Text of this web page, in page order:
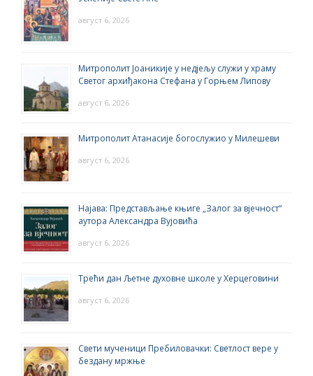
август 6, 2026
Митрополит Јоаникије у недјељу служи у храму
Светог архиђакона Стефана у Горњем Липову
август 6, 2026
Митрополит Атанасије богослужио у Милешеви
август 6, 2026
Најава: Представљање књиге „Залог за вјечност“
аутора Александра Вујовића
август 6, 2026
Трећи дан Љетне духовне школе у Херцеговини
август 6, 2026
Свети мученици Пребиловачки: Светлост вере у
бездану мржње